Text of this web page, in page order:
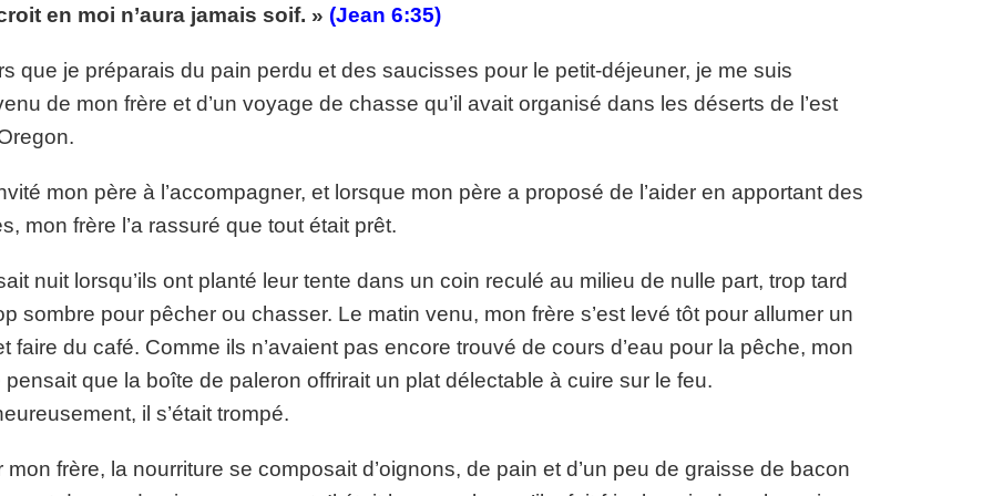
www.lafoiapostolique.org/wp-
lasse-rempli-de-tritesse.mp3
en moi n’aura jamais soif. » (Jean 6:35)
que je préparais du pain perdu et des saucisses pour le petit-déjeuner, je me suis
de mon frère et d’un voyage de chasse qu’il avait organisé dans les déserts de l’est
mon père à l’accompagner, et lorsque mon père a proposé de l’aider en apportant des
mon frère l’a rassuré que tout était prêt.
nuit lorsqu’ils ont planté leur tente dans un coin reculé au milieu de nulle part, trop tard
sombre pour pêcher ou chasser. Le matin venu, mon frère s’est levé tôt pour allumer un
faire du café. Comme ils n’avaient pas encore trouvé de cours d’eau pour la pêche, mon
pensait que la boîte de paleron offrirait un plat délectable à cuire sur le feu.
il s’était trompé.
mon frère, la nourriture se composait d’oignons, de pain et d’un peu de graisse de bacon